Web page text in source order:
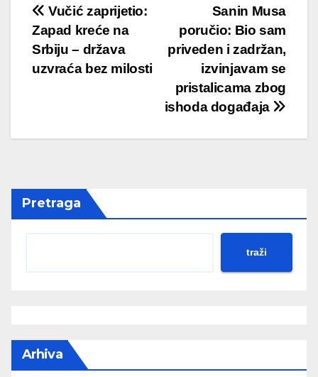
Post
navigation
Sanin Musa
poručio: Bio sam
priveden i zadržan,
izvinjavam se
pristalicama zbog
ishoda događaja
Vučić zaprijetio:
Zapad kreće na
Srbiju – država
uzvraća bez milosti
Pretraga
traži
Arhiva